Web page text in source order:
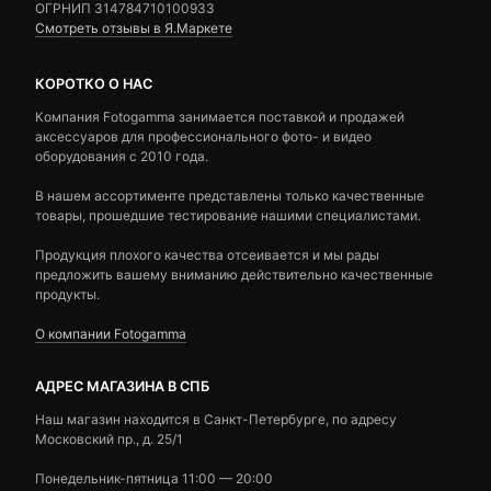
ОГРНИП 314784710100933
Смотреть отзывы в Я.Маркете
КОРОТКО О НАС
Компания Fotogamma занимается поставкой и продажей
аксессуаров для профессионального фото- и видео
оборудования с 2010 года.
В нашем ассортименте представлены только качественные
товары, прошедшие тестирование нашими специалистами.
Продукция плохого качества отсеивается и мы рады
предложить вашему вниманию действительно качественные
продукты.
О компании Fotogamma
АДРЕС МАГАЗИНА В СПБ
Наш магазин находится в Санкт-Петербурге, по адресу
Московский пр., д. 25/1
Понедельник-пятница 11:00 — 20:00